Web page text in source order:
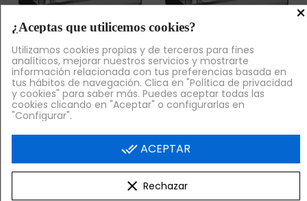
Venta Exclusiva Online
Vitrina Caliente de
Comida para Llevar, 1
Metro, 3 Cubetas
GN1/1,
844,80 €
 ¡AL CARRITO!
Venta Exclusiva Online
Vitrina Caliente de
Comida para Llevar,
1,4 Metros, 4 Cubetas
×
¿Aceptas que utilicemos cookies?
Utilizamos cookies propias y de terceros para fines
analíticos, mejorar nuestros servicios y mostrarte
información relacionada con tus preferencias basada en
tus hábitos de navegación. Clica en "Política de privacidad
y cookies" para saber más. Puedes aceptar todas las
cookies clicando en "Aceptar" o configurarlas en
"Configurar".
done_all ACEPTAR
clear Rechazar